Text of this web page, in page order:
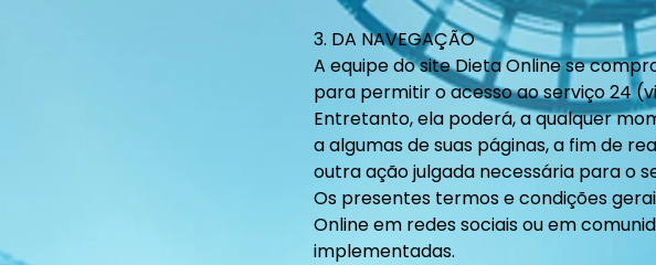
3. DA NAVEGAÇÃO
A equipe do site Dieta Online se
para permitir o acesso ao serviço 24
Entretanto, ela poderá, a qualquer
a algumas de suas páginas, a fim de
outra ação julgada necessária para o
Os presentes termos e condições
Online em redes sociais ou em
implementadas.